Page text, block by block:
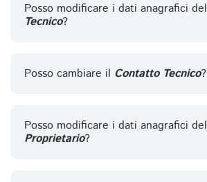
Posso modificare i dati anagrafici del
Tecnico?
Posso cambiare il Contatto Tecnico?
Posso modificare i dati anagrafici del
Proprietario?